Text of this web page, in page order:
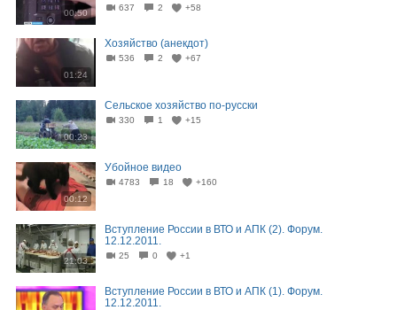
00:50
637 2 +58
01:24
Хозяйство (анекдот)
536 2 +67
00:23
Сельское хозяйство по-русски
330 1 +15
00:12
Убойное видео
4783 18 +160
21:03
Вступление России в ВТО и АПК (2). Форум.
12.12.2011.
25 0 +1
Вступление России в ВТО и АПК (1). Форум.
12.12.2011.